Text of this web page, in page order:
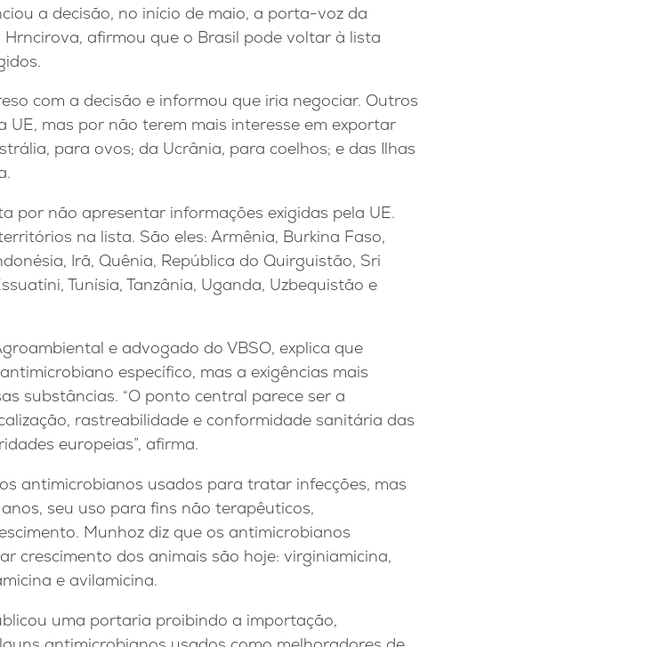
a decisão, no início de maio, a porta-voz da
afirmou que o Brasil pode voltar à lista
com a decisão e informou que iria negociar. Outros
mas por não terem mais interesse em exportar
para ovos; da Ucrânia, para coelhos; e das Ilhas
por não apresentar informações exigidas pela UE.
na lista. São eles: Armênia, Burkina Faso,
Irã, Quênia, República do Quirguistão, Sri
Tunísia, Tanzânia, Uganda, Uzbequistão e
e advogado do VBSO, explica que
específico, mas a exigências mais
substâncias. “O ponto central parece ser a
rastreabilidade e conformidade sanitária das
europeias”, afirma.
antimicrobianos usados para tratar infecções, mas
seu uso para fins não terapêuticos,
Munhoz diz que os antimicrobianos
crescimento dos animais são hoje: virginiamicina,
e avilamicina.
uma portaria proibindo a importação,